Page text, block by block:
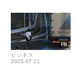
ビジネス
2026.07.21